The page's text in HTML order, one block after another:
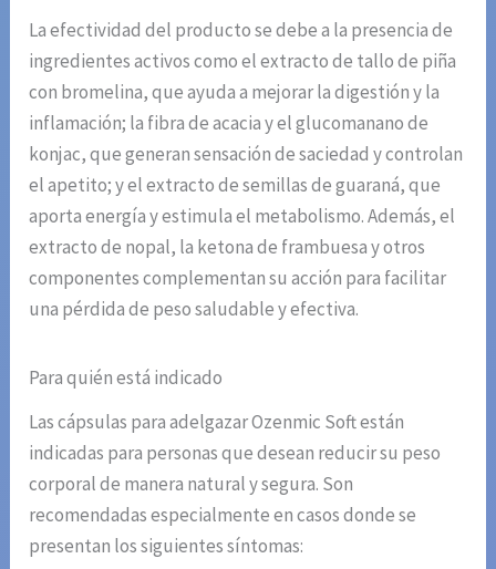
La efectividad del producto se debe a la presencia de
ingredientes activos como el extracto de tallo de piña
con bromelina, que ayuda a mejorar la digestión y la
inflamación; la fibra de acacia y el glucomanano de
konjac, que generan sensación de saciedad y controlan
el apetito; y el extracto de semillas de guaraná, que
aporta energía y estimula el metabolismo. Además, el
extracto de nopal, la ketona de frambuesa y otros
componentes complementan su acción para facilitar
una pérdida de peso saludable y efectiva.
Para quién está indicado
Las cápsulas para adelgazar Ozenmic Soft están
indicadas para personas que desean reducir su peso
corporal de manera natural y segura. Son
recomendadas especialmente en casos donde se
presentan los siguientes síntomas: